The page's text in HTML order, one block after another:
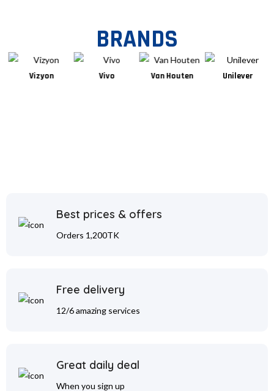
BRANDS
Vizyon Vivo Van Houten Unilever
Best prices & offers
Orders 1,200TK
Free delivery
12/6 amazing services
Great daily deal
When you sign up